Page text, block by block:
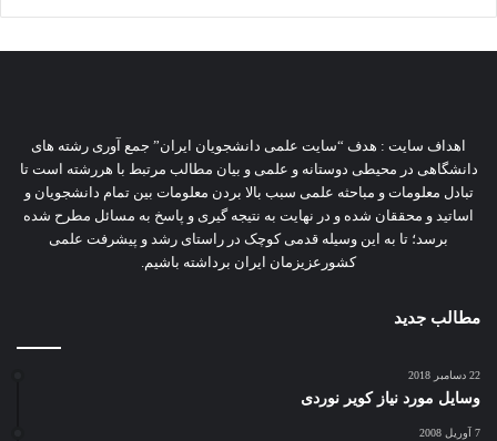
اهداف سایت : هدف “سایت علمی دانشجویان ایران” جمع آوری رشته های
دانشگاهی در محیطی دوستانه و علمی و بیان مطالب مرتبط با هررشته است تا
تبادل معلومات و مباحثه علمی سبب بالا بردن معلومات بین تمام دانشجویان و
اساتید و محققان شده و در نهایت به نتیجه گیری و پاسخ به مسائل مطرح شده
برسد؛ تا به این وسیله قدمی کوچک در راستای رشد و پیشرفت علمی
کشورعزیزمان ایران برداشته باشیم.
مطالب جدید
22 دسامبر 2018
وسایل مورد نیاز کویر نوردی
7 آوریل 2008